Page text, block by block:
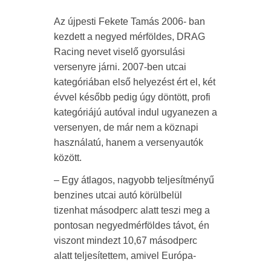
Az újpesti Fekete Tamás 2006- ban
kezdett a negyed mérföldes, DRAG
Racing nevet viselő gyorsulási
versenyre járni. 2007-ben utcai
kategóriában első helyezést ért el, két
évvel később pedig úgy döntött, profi
kategóriájú autóval indul ugyanezen a
versenyen, de már nem a köznapi
használatú, hanem a versenyautók
között.
– Egy átlagos, nagyobb teljesítményű
benzines utcai autó körülbelül
tizenhat másodperc alatt teszi meg a
pontosan negyedmérföldes távot, én
viszont mindezt 10,67 másodperc
alatt teljesítettem, amivel Európa-